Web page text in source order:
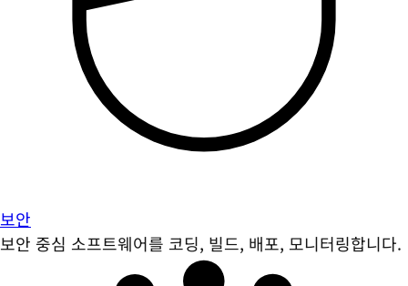
보안
보안 중심 소프트웨어를 코딩, 빌드, 배포, 모니터링합니다.